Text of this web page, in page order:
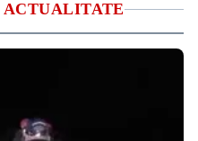
ACTUALITATE